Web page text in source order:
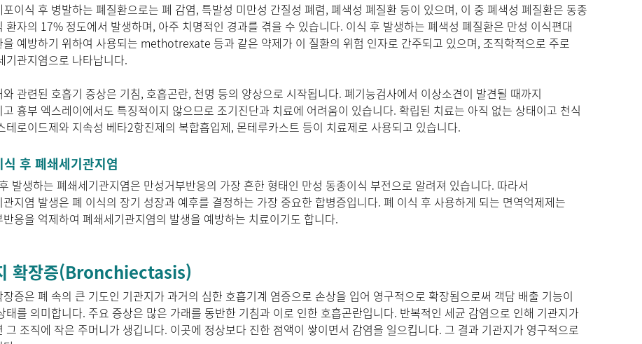
포이식 후 병발하는 폐질환으로는 폐 감염, 특발성 미만성 간질성 폐렴, 폐색성 폐질환 등이 있으며, 이 중 폐색성 폐질환은 동종
환자의 17% 정도에서 발생하며, 아주 치명적인 경과를 겪을 수 있습니다. 이식 후 발생하는 폐색성 폐질환은 만성 이식편대
을 예방하기 위하여 사용되는 methotrexate 등과 같은 약제가 이 질환의 위험 인자로 간주되고 있으며, 조직학적으로 주로
기관지염으로 나타납니다.
와 관련된 호흡기 증상은 기침, 호흡곤란, 천명 등의 양상으로 시작됩니다. 폐기능검사에서 이상소견이 발견될 때까지
고 흉부 엑스레이에서도 특징적이지 않으므로 조기진단과 치료에 어려움이 있습니다. 확립된 치료는 아직 없는 상태이고 천식
테로이드제와 지속성 베타2항진제의 복합흡입제, 몬테루카스트 등이 치료제로 사용되고 있습니다.
후 폐쇄세기관지염
발생하는 폐쇄세기관지염은 만성거부반응의 가장 흔한 형태인 만성 동종이식 부전으로 알려져 있습니다. 따라서
지염 발생은 폐 이식의 장기 성장과 예후를 결정하는 가장 중요한 합병증입니다. 폐 이식 후 사용하게 되는 면역억제제는
반응을 억제하여 폐쇄세기관지염의 발생을 예방하는 치료이기도 합니다.
확장증(Bronchiectasis)
장증은 폐 속의 큰 기도인 기관지가 과거의 심한 호흡기계 염증으로 손상을 입어 영구적으로 확장됨으로써 객담 배출 기능이
태를 의미합니다. 주요 증상은 많은 가래를 동반한 기침과 이로 인한 호흡곤란입니다. 반복적인 세균 감염으로 인해 기관지가
그 조직에 작은 주머니가 생깁니다. 이곳에 정상보다 진한 점액이 쌓이면서 감염을 일으킵니다. 그 결과 기관지가 영구적으로